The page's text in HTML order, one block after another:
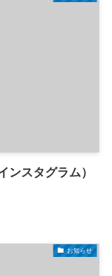
スタグラム）
お知らせ